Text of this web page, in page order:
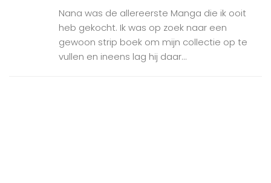
Nana was de allereerste Manga die ik ooit
heb gekocht. Ik was op zoek naar een
gewoon strip boek om mijn collectie op te
vullen en ineens lag hij daar...